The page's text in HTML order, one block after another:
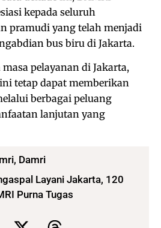
kepada seluruh
pramudi yang telah menjadi
bus biru di Jakarta.
pelayanan di Jakarta,
tetap dapat memberikan
berbagai peluang
lanjutan yang
, Damri
Layani Jakarta, 120
Purna Tugas